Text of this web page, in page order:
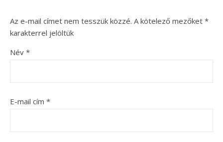
Az e-mail címet nem tesszük közzé. A kötelező mezőket *
karakterrel jelöltük
Név *
E-mail cím *